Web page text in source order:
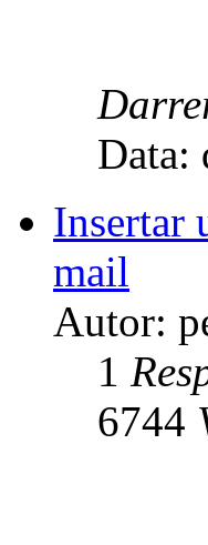
Data:
Insertar
mail
Autor:
1
6744